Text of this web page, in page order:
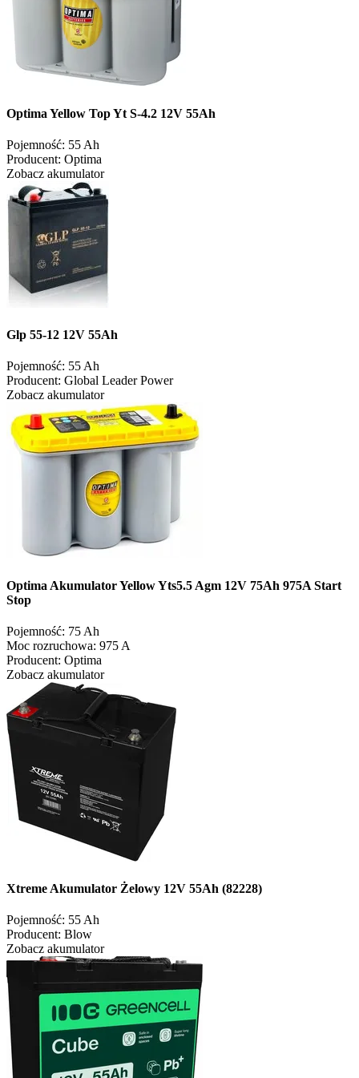
Optima Yellow Top Yt S-4.2 12V 55Ah
Pojemność: 55 Ah
Producent: Optima
Zobacz akumulator
Glp 55-12 12V 55Ah
Pojemność: 55 Ah
Producent: Global Leader Power
Zobacz akumulator
Optima Akumulator Yellow Yts5.5 Agm 12V 75Ah 975A Start
Stop
Pojemność: 75 Ah
Moc rozruchowa: 975 A
Producent: Optima
Zobacz akumulator
Xtreme Akumulator Żelowy 12V 55Ah (82228)
Pojemność: 55 Ah
Producent: Blow
Zobacz akumulator